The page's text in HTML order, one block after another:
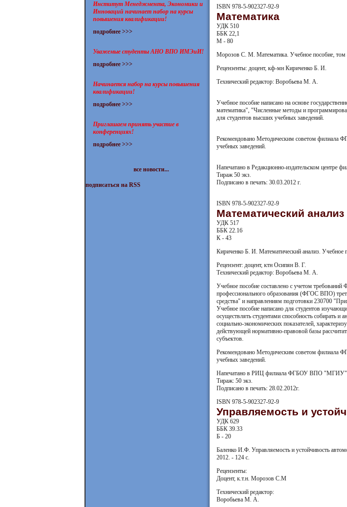
Институт Менеджмента, Экономики и
Инноваций начинает набор на курсы
повышения квалификации!
подробнее >>>
Уважемые студенты АНО ВПО ИМЭиИ!
подробнее >>>
Начинается набор на курсы повышения
квалификации!
подробнее >>>
Приглашаем принять участие в
конференциях!
подробнее >>>
все новости...
подписаться на RSS
ISBN 978-5-902327-92-9
Математика
УДК 510
ББК 22,1
М - 80
Морозов С. М. Математика. Учебное пособие,
Рецензенты: доцент, кф-мн Кириченко Б. И.
Технический редактор: Воробьева М. А.
Учебное пособие написано на основе
математика", "Численные методы и
для студентов высших учебных заведений.
Рекомендовано Методическим советом филиала
учебных заведений.
Напечатано в Редакционно-издательском
Тираж 50 экз.
Подписано в печать: 30.03.2012 г.
ISBN 978-5-902327-92-9
Математический анализ
УДК 517
ББК 22.16
К - 43
Кириченко Б. И. Математический анализ.
Рецензент: доцент, ктн Осипян В. Г.
Технический редактор: Воробьева М. А.
Учебное пособие составлено с учетом требований
профессионального образования (ФГОС ВПО)
средства" и направлениям подготовки 230700
Учебное пособие написано для студентов
осуществлять студентами способность собирать
социально-экономических показателей,
действующей нормативно-правовой базы
субъектов.
Рекомендовано Методическим советом филиала
учебных заведений.
Напечатано в РИЦ филиала ФГБОУ ВПО "МГИУ" в
Тираж: 50 экз.
Подписано в печать: 28.02.2012г.
ISBN 978-5-902327-92-9
Управляемость и
УДК 629
ББК 39.33
Б - 20
Баленко И.Ф. Управляемость и устойчивость
2012. - 124 с.
Рецензенты:
Доцент, к.т.н. Морозов С.М
Технический редактор:
Воробьева М. А.